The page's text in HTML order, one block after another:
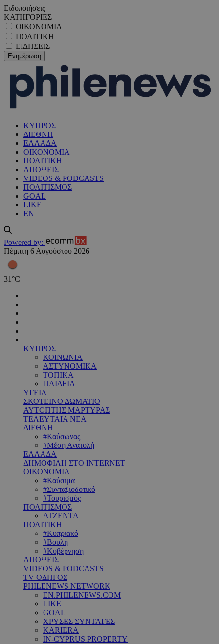
Ειδοποιήσεις
ΚΑΤΗΓΟΡΙΕΣ
ΟΙΚΟΝΟΜΙΑ
ΠΟΛΙΤΙΚΗ
ΕΙΔΗΣΕΙΣ
ΚΥΠΡΟΣ
ΔΙΕΘΝΗ
ΕΛΛΑΔΑ
ΟΙΚΟΝΟΜΙΑ
ΠΟΛΙΤΙΚΗ
ΑΠΟΨΕΙΣ
VIDEOS & PODCASTS
ΠΟΛΙΤΙΣΜΟΣ
GOAL
LIKE
EN
Powered by:
Πέμπτη 6 Αυγούστου 2026
31 °C
ΚΥΠΡΟΣ
ΚΟΙΝΩΝΙΑ
ΑΣΤΥΝΟΜΙΚΑ
ΤΟΠΙΚΑ
ΠΑΙΔΕΙΑ
ΥΓΕΙΑ
ΣΚΟΤΕΙΝΟ ΔΩΜΑΤΙΟ
ΑΥΤΟΠΤΗΣ ΜΑΡΤΥΡΑΣ
ΤΕΛΕΥΤΑΙΑ ΝΕΑ
ΔΙΕΘΝΗ
#Καύσωνας
#Μέση Ανατολή
ΕΛΛΑΔΑ
ΔΗΜΟΦΙΛΗ ΣΤΟ INTERNET
ΟΙΚΟΝΟΜΙΑ
#Καύσιμα
#Συνταξιοδοτικό
#Τουρισμός
ΠΟΛΙΤΙΣΜΟΣ
ΑΤΖΕΝΤΑ
ΠΟΛΙΤΙΚΗ
#Κυπριακό
#Βουλή
#Κυβέρνηση
ΑΠΟΨΕΙΣ
VIDEOS & PODCASTS
TV ΟΔΗΓΟΣ
PHILENEWS NETWORK
EN.PHILENEWS.COM
LIKE
GOAL
ΧΡΥΣΕΣ ΣΥΝΤΑΓΕΣ
KARIERA
IN-CYPRUS PROPERTY